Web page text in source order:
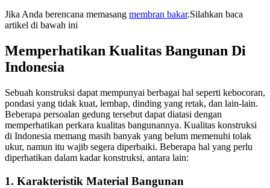
Jika Anda berencana memasang membran bakar.Silahkan baca
artikel di bawah ini
Memperhatikan Kualitas Bangunan Di
Indonesia
Sebuah konstruksi dapat mempunyai berbagai hal seperti kebocoran,
pondasi yang tidak kuat, lembap, dinding yang retak, dan lain-lain.
Beberapa persoalan gedung tersebut dapat diatasi dengan
memperhatikan perkara kualitas bangunannya. Kualitas konstruksi
di Indonesia memang masih banyak yang belum memenuhi tolak
ukur, namun itu wajib segera diperbaiki. Beberapa hal yang perlu
diperhatikan dalam kadar konstruksi, antara lain:
1. Karakteristik Material Bangunan